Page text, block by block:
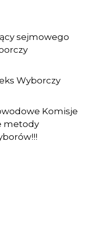
sejmowego
Wyborczy
Komisje
metody